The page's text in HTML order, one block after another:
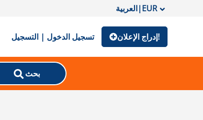
العربية|EUR
تسجيل الدخول | التسجيل إدراج الإعلان!
بحث